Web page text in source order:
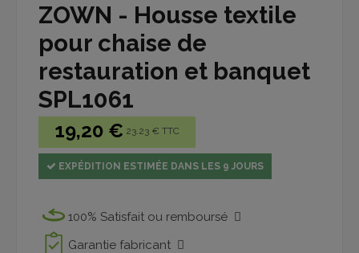
ZOWN - Housse textile
pour chaise de
restauration et banquet
SPL1061
19,20 € 23.23 € TTC
EXPÉDITION ESTIMÉE DANS LES 9 JOURS
100% Satisfait ou remboursé
Garantie fabricant